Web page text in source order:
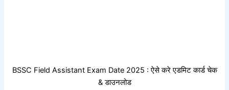
BSSC Field Assistant Exam Date 2025 : ऐसे करे एडमिट कार्ड चेक
& डाउनलोड